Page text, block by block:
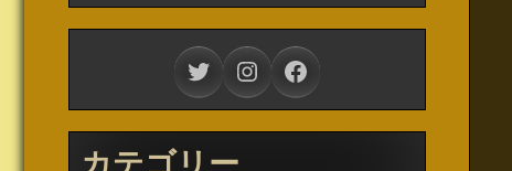
TwitterInstagramFacebook
カテゴリー